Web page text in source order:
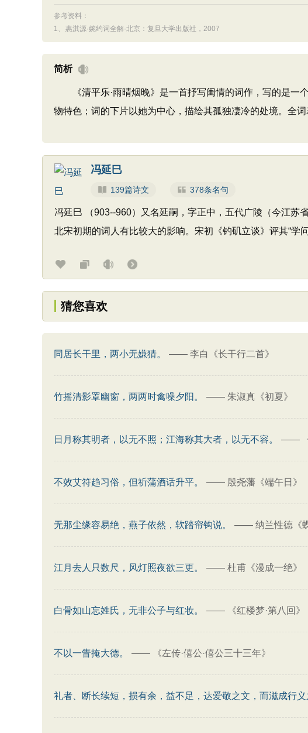
参考资料：
1、 惠淇源·婉约词全解·北京：复旦大学出版社，2007
简析
《清平乐·雨晴烟晚》是一首抒写闺情的词作，写的是一
物特色；词的下片以她为中心，描绘其孤独凄冷的处境。全
冯延巳
139篇诗文 378条名句
冯延巳 （903--960）又名延嗣，字正中，五代广陵（今江苏
北宋初期的词人有比较大的影响。宋初《钓矶立谈》评其“学
猜您喜欢
同居长干里，两小无嫌猜。 —— 李白《长干行二首》
竹摇清影罩幽窗，两两时禽噪夕阳。 —— 朱淑真《初夏》
日月称其明者，以无不照；江海称其大者，以无不容。 ——
不效艾符趋习俗，但祈蒲酒话升平。 —— 殷尧藩《端午日》
无那尘缘容易绝，燕子依然，软踏帘钩说。 —— 纳兰性德《
江月去人只数尺，风灯照夜欲三更。 —— 杜甫《漫成一绝》
白骨如山忘姓氏，无非公子与红妆。 —— 《红楼梦·第八回》
不以一眚掩大德。 —— 《左传·僖公·僖公三十三年》
礼者、断长续短，损有余，益不足，达爱敬之文，而滋成行义